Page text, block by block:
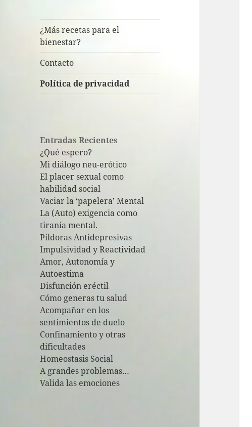
¿Más recetas para el
bienestar?
Contacto
Política de privacidad
Entradas Recientes
¿Qué espero?
Mi diálogo neu-erótico
El placer sexual como
habilidad social
Vaciar la ‘papelera’ Mental
La (Auto) exigencia como
tiranía mental.
Píldoras Antidepresivas
Impulsividad y Reactividad
Amor, Autonomía y
Autoestima
Disfunción eréctil
Cómo generas tu salud
Acompañar en los
sentimientos de duelo
Confinamiento y otras
dificultades
Homeostasis Social
A grandes problemas…
Valida las emociones